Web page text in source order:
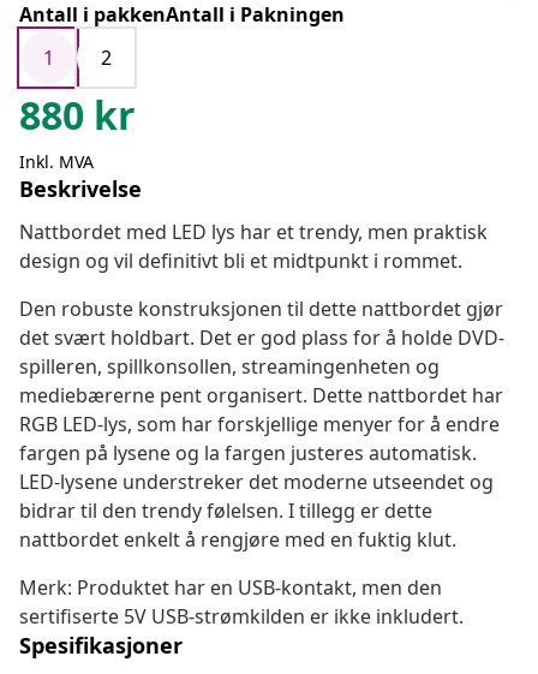
Antall i pakkenAntall i Pakningen
1
2
880 kr
Inkl. MVA
Beskrivelse
Nattbordet med LED lys har et trendy, men praktisk
design og vil definitivt bli et midtpunkt i rommet.
Den robuste konstruksjonen til dette nattbordet gjør
det svært holdbart. Det er god plass for å holde DVD-
spilleren, spillkonsollen, streamingenheten og
mediebærerne pent organisert. Dette nattbordet har
RGB LED-lys, som har forskjellige menyer for å endre
fargen på lysene og la fargen justeres automatisk.
LED-lysene understreker det moderne utseendet og
bidrar til den trendy følelsen. I tillegg er dette
nattbordet enkelt å rengjøre med en fuktig klut.
Merk: Produktet har en USB-kontakt, men den
sertifiserte 5V USB-strømkilden er ikke inkludert.
Spesifikasjoner